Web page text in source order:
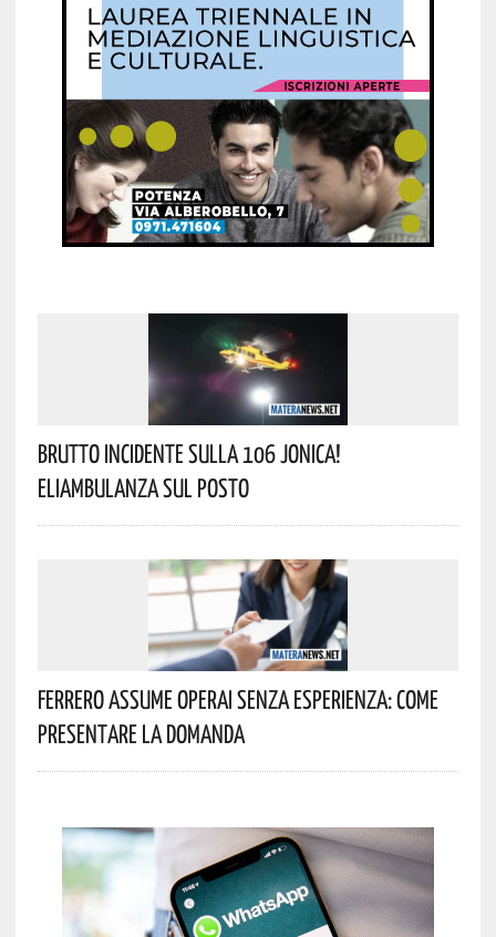
Brutto Incidente Sulla 106 Jonica!
Eliambulanza Sul Posto
Ferrero Assume Operai Senza Esperienza: Come
Presentare La Domanda